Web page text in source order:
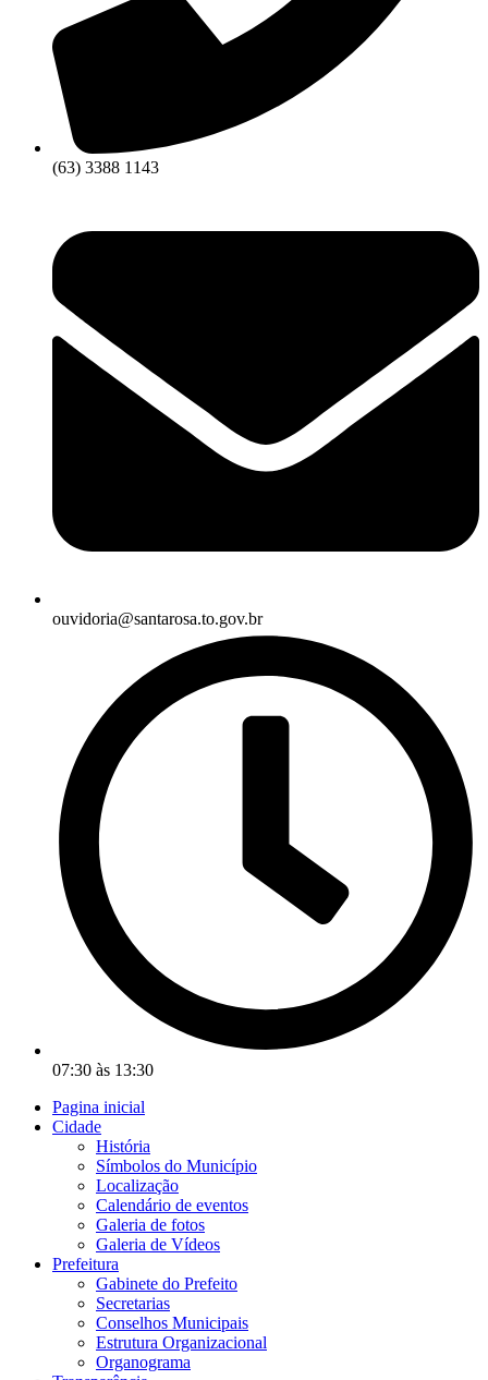
(63) 3388 1143
ouvidoria@santarosa.to.gov.br
07:30 às 13:30
Pagina inicial
Cidade
História
Símbolos do Município
Localização
Calendário de eventos
Galeria de fotos
Galeria de Vídeos
Prefeitura
Gabinete do Prefeito
Secretarias
Conselhos Municipais
Estrutura Organizacional
Organograma